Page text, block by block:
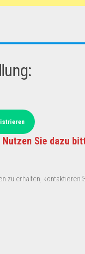
Sie dazu
zu erhalten, kontaktieren